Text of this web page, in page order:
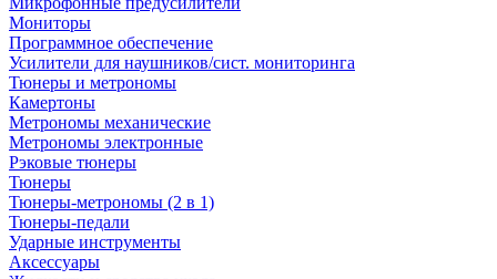
Мониторы
Программное обеспечение
Усилители для наушников/сист. мониторинга
Тюнеры и метрономы
Камертоны
Метрономы механические
Метрономы электронные
Рэковые тюнеры
Тюнеры
Тюнеры-метрономы (2 в 1)
Тюнеры-педали
Ударные инструменты
Аксессуары